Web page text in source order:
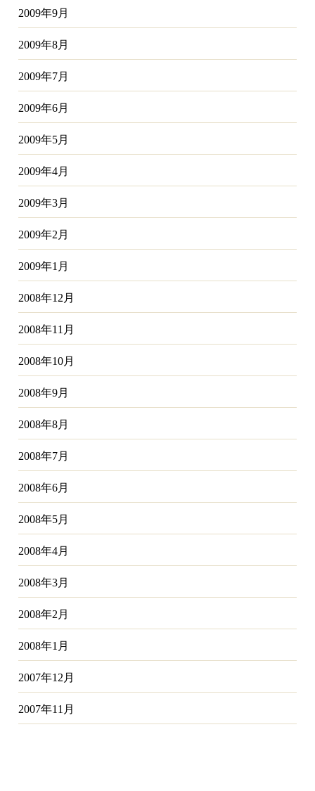
2009年9月
2009年8月
2009年7月
2009年6月
2009年5月
2009年4月
2009年3月
2009年2月
2009年1月
2008年12月
2008年11月
2008年10月
2008年9月
2008年8月
2008年7月
2008年6月
2008年5月
2008年4月
2008年3月
2008年2月
2008年1月
2007年12月
2007年11月